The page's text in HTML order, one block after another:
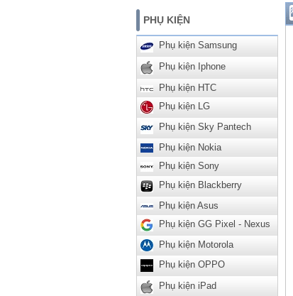
PHỤ KIỆN
Phụ kiện Samsung
Phụ kiện Iphone
Phụ kiện HTC
Phụ kiện LG
Phụ kiện Sky Pantech
Phụ kiện Nokia
Phụ kiện Sony
Phụ kiện Blackberry
Phụ kiện Asus
Phụ kiện GG Pixel - Nexus
Phụ kiện Motorola
Phụ kiện OPPO
Phụ kiện iPad